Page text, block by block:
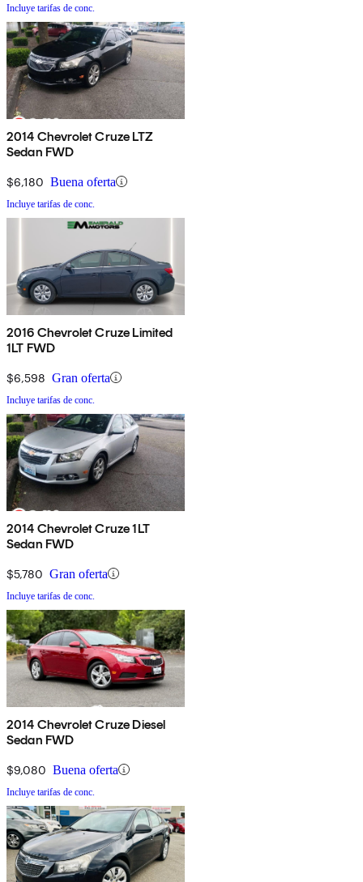
Incluye tarifas de conc.
2014 Chevrolet Cruze LTZ
Sedan FWD
$6,180 Buena oferta
Incluye tarifas de conc.
2016 Chevrolet Cruze Limited
1LT FWD
$6,598 Gran oferta
Incluye tarifas de conc.
2014 Chevrolet Cruze 1LT
Sedan FWD
$5,780 Gran oferta
Incluye tarifas de conc.
2014 Chevrolet Cruze Diesel
Sedan FWD
$9,080 Buena oferta
Incluye tarifas de conc.